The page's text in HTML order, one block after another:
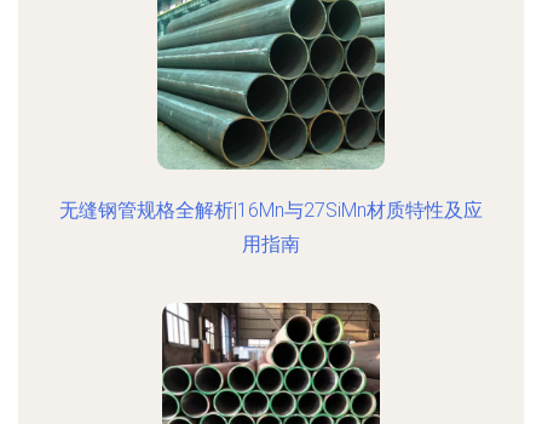
无缝钢管规格全解析|16Mn与27SiMn材质特性及应
用指南